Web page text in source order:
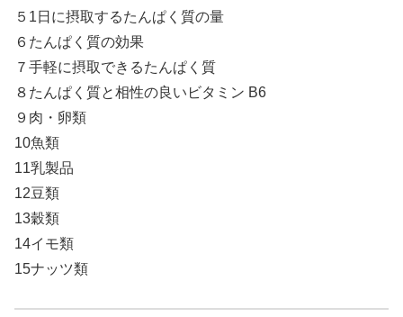
５1日に摂取するたんぱく質の量
６たんぱく質の効果
７手軽に摂取できるたんぱく質
８たんぱく質と相性の良いビタミン B6
９肉・卵類
10魚類
11乳製品
12豆類
13穀類
14イモ類
15ナッツ類